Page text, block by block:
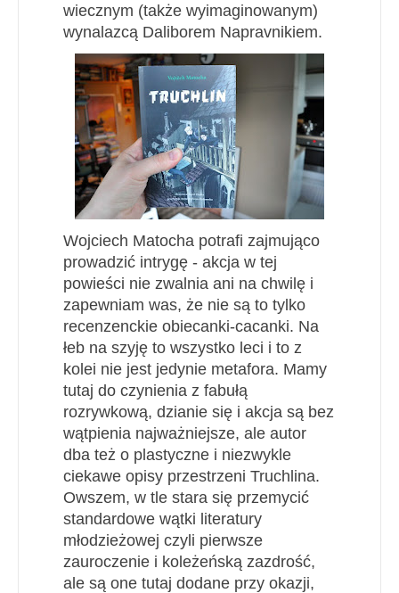
wiecznym (także wyimaginowanym)
wynalazcą Daliborem Napravnikiem.
Wojciech Matocha potrafi zajmująco
prowadzić intrygę - akcja w tej
powieści nie zwalnia ani na chwilę i
zapewniam was, że nie są to tylko
recenzenckie obiecanki-cacanki. Na
łeb na szyję to wszystko leci i to z
kolei nie jest jedynie metafora. Mamy
tutaj do czynienia z fabułą
rozrywkową, dzianie się i akcja są bez
wątpienia najważniejsze, ale autor
dba też o plastyczne i niezwykle
ciekawe opisy przestrzeni Truchlina.
Owszem, w tle stara się przemycić
standardowe wątki literatury
młodzieżowej czyli pierwsze
zauroczenie i koleżeńską zazdrość,
ale są one tutaj dodane przy okazji,